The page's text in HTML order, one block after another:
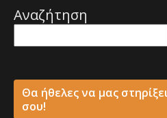
Αναζήτηση
Θα ήθελες να μας
σου!